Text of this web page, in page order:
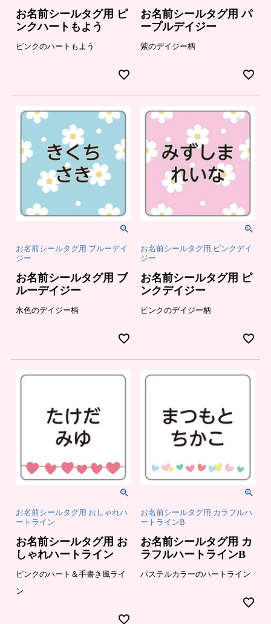
お名前シールタグ用 ピ
ンクハートもよう
ピンクのハートもよう
お名前シールタグ用 パ
ープルデイジー
紫のデイジー柄
お名前シールタグ用 ブルーデイ
ジー
お名前シールタグ用 ブ
ルーデイジー
水色のデイジー柄
お名前シールタグ用 ピンクデイ
ジー
お名前シールタグ用 ピ
ンクデイジー
ピンクのデイジー柄
お名前シールタグ用 おしゃれハ
ートライン
お名前シールタグ用 お
しゃれハートライン
ピンクのハート＆手書き風ライ
ン
お名前シールタグ用 カラフルハ
ートラインB
お名前シールタグ用 カ
ラフルハートラインB
パステルカラーのハートライン